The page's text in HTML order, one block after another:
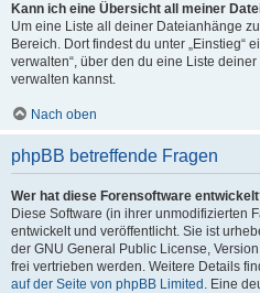
Kann ich eine Übersicht all meiner
Um eine Liste all deiner Dateianhänge
Bereich. Dort findest du unter „Einstieg“
verwalten“, über den du eine Liste
verwalten kannst.
Nach oben
phpBB betreffende Fragen
Wer hat diese Forensoftware
Diese Software (in ihrer unmodifizierten
entwickelt und veröffentlicht. Sie ist
der GNU General Public License,
frei vertrieben werden. Weitere Details
auf der Seite von phpBB Limited . Eine